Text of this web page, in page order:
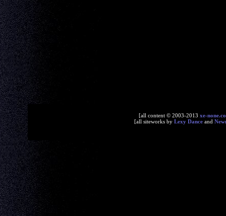
[all content © 2003-2013 xe-
[all siteworks by Lexy Danceand